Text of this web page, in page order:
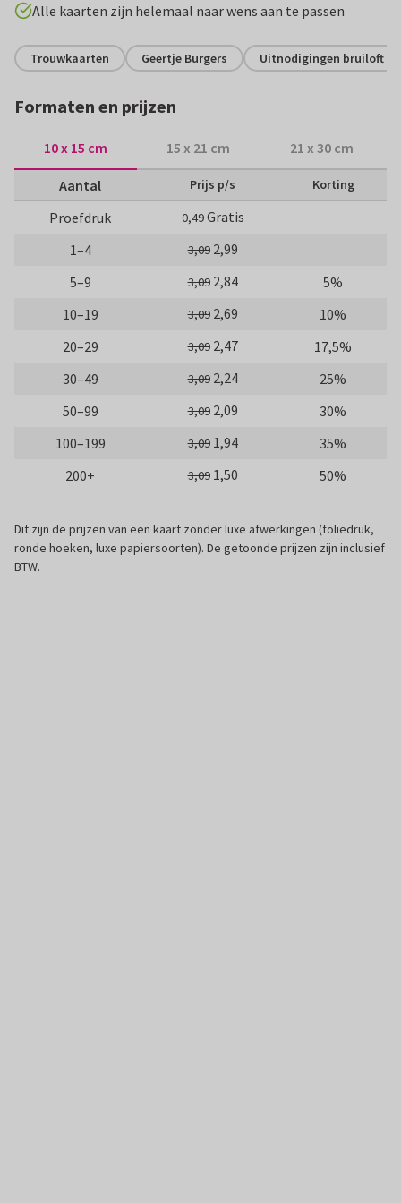
Alle kaarten zijn helemaal naar wens aan te passen
Trouwkaarten Geertje Burgers Uitnodigingen bruiloft
Formaten en prijzen
10 x 15 cm 15 x 21 cm 21 x 30 cm
Aantal Prijs p/s Korting
Proefdruk 0,49Gratis
1–4
3,09 2,99
5–9
3,09 2,84
5%
10–19
3,09 2,69
10%
20–29
3,09 2,47
17,5%
30–49
3,09 2,24
25%
50–99
3,09 2,09
30%
100–199
3,09 1,94
35%
200+
3,09 1,50 50%
Dit zijn de prijzen van een kaart zonder luxe afwerkingen (foliedruk,
ronde hoeken, luxe papiersoorten). De getoonde prijzen zijn inclusief
BTW.